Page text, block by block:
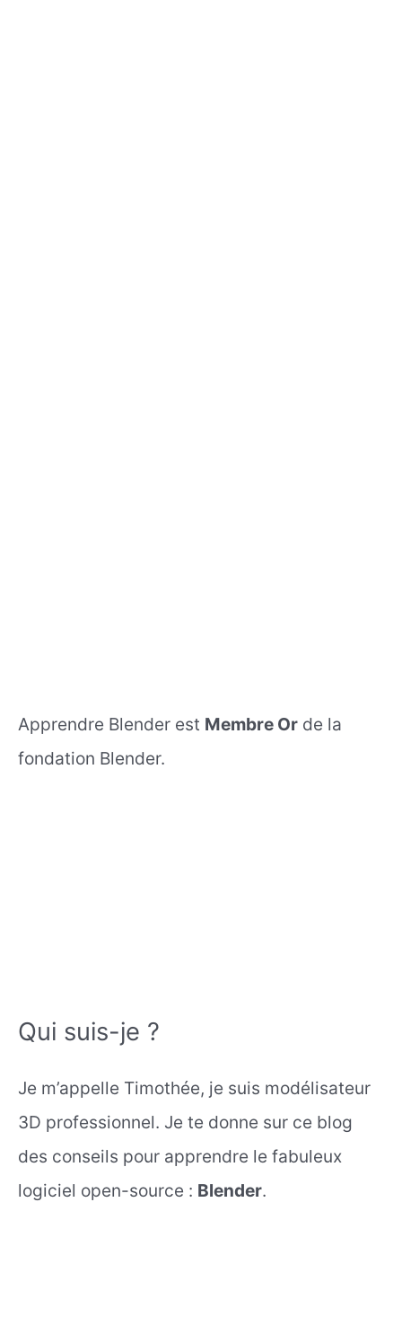
Apprendre Blender est Membre Or de la
fondation Blender.
Qui suis-je ?
Je m’appelle Timothée, je suis modélisateur
3D professionnel. Je te donne sur ce blog
des conseils pour apprendre le fabuleux
logiciel open-source : Blender.